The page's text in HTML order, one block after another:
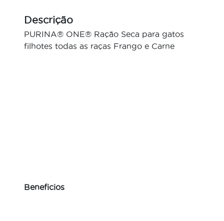
Descrição
PURINA® ONE® Ração Seca para gatos
filhotes todas as raças Frango e Carne
Beneficios